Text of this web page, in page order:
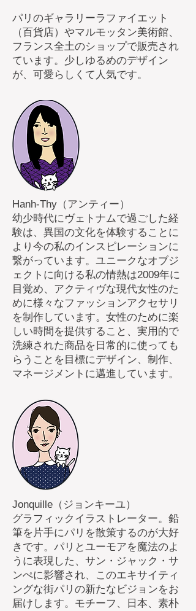
パリのギャラリーラファイエット
（百貨店）やマルモッタン美術館、
フランス全土のショップで販売され
ています。少しゆるめのデザイン
が、可愛らしくて人気です。
Hanh-Thy（アンティー）
幼少時代にヴェトナムで過ごした経
験は、異国の文化を体験することに
より今の私のインスピレーションに
繋がっています。ユニークなオブジ
ェクトに向ける私の情熱は2009年に
目覚め、アクティヴな現代女性のた
めに様々なファッションアクセサリ
を制作しています。女性のために楽
しい時間を提供すること、実用的で
洗練された商品を日常的に使っても
らうことを目標にデザイン、制作、
マネージメントに邁進しています。
Jonquille（ジョンキーユ）
グラフィックイラストレーター。鉛
筆を片手にパリを散策するのが大好
きです。パリとユーモアを魔法のよ
うに表現した、サン・ジャック・サ
ンぺに影響され、このエキサイティ
ングな街パリの新たなビジョンをお
届けします。モチーフ、日本、素朴